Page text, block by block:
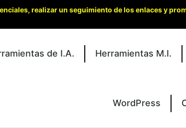
de I.A. Herramientas M.I.
WordPress
realizar un seguimiento de los enlaces y